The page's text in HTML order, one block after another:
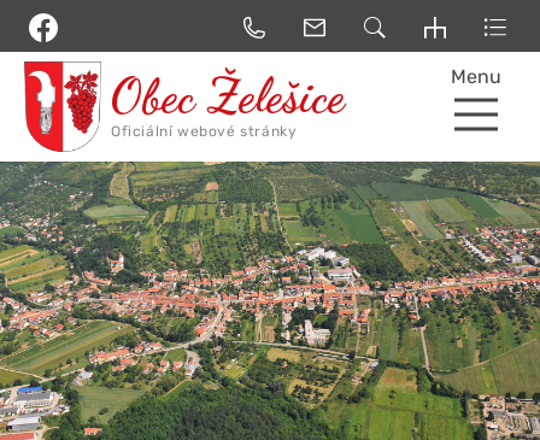
Menu